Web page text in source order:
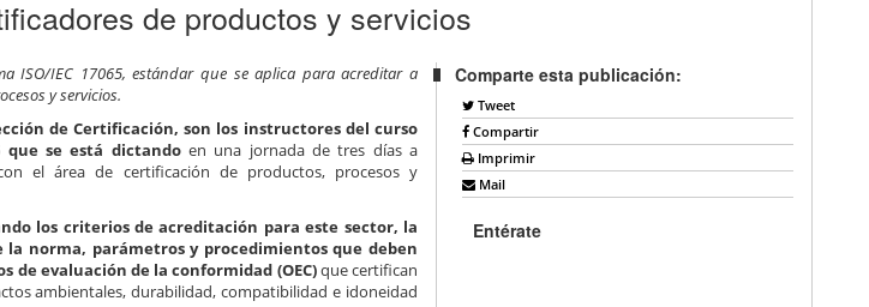
de productos y servicios
ISO/IEC 17065, estándar que se aplica para acreditar a
y servicios.
de Certificación, son los instructores del curso
que se está dictando en una jornada de tres días a
el área de certificación de productos, procesos y
los criterios de acreditación para este sector, la
norma, parámetros y procedimientos que deben
de evaluación de la conformidad (OEC)que certifican
ambientales, durabilidad, compatibilidad e idoneidad
Comparte esta publicación:
Tweet
Compartir
Imprimir
Mail
Entérate